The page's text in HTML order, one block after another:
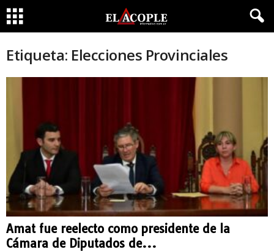
Etiqueta: Elecciones Provinciales
Amat fue reelecto como presidente de la
Cámara de Diputados de...